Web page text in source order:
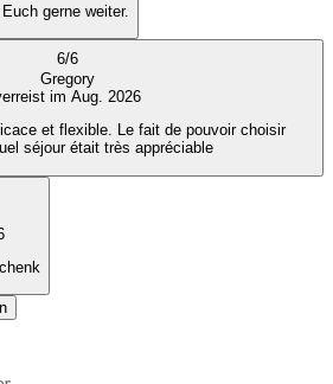
gerne weiter.
6/6
Gregory
im Aug. 2026
et flexible. Le fait de pouvoir choisir
séjour était très appréciable